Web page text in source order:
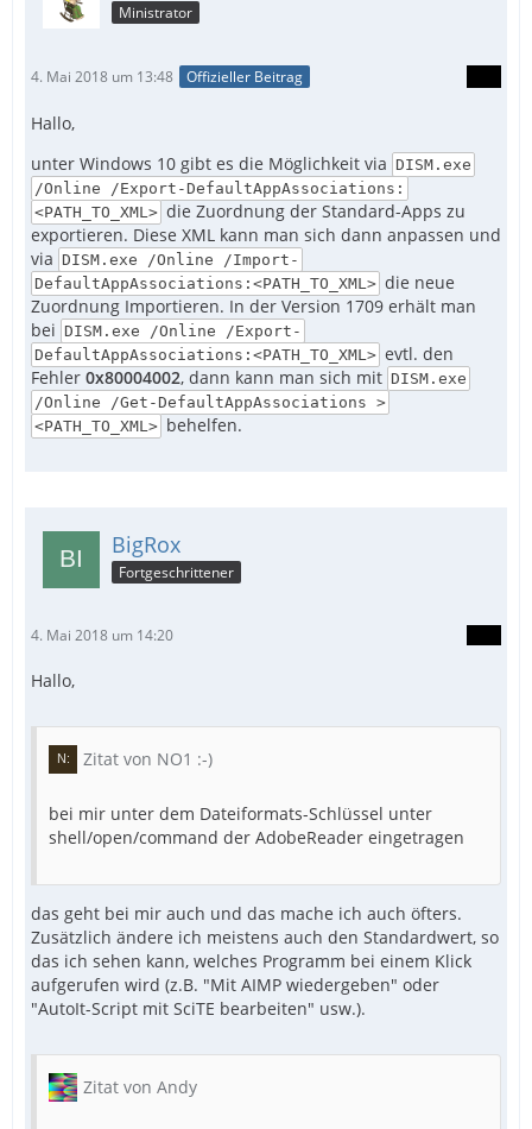
Ministrator
4. Mai 2018 um 13:48 Offizieller Beitrag
Hallo,
unter Windows 10 gibt es die Möglichkeit via DISM.exe
/Online /Export-DefaultAppAssociations:
<PATH_TO_XML> die Zuordnung der Standard-Apps zu
exportieren. Diese XML kann man sich dann anpassen und
via DISM.exe /Online /Import-
DefaultAppAssociations:<PATH_TO_XML> die neue
Zuordnung Importieren. In der Version 1709 erhält man
bei DISM.exe /Online /Export-
DefaultAppAssociations:<PATH_TO_XML> evtl. den
Fehler 0x80004002, dann kann man sich mit DISM.exe
/Online /Get-DefaultAppAssociations >
<PATH_TO_XML> behelfen.
BigRox
Fortgeschrittener
4. Mai 2018 um 14:20
Hallo,
Zitat von NO1 :-)
bei mir unter dem Dateiformats-Schlüssel unter
shell/open/command der AdobeReader eingetragen
das geht bei mir auch und das mache ich auch öfters.
Zusätzlich ändere ich meistens auch den Standardwert, so
das ich sehen kann, welches Programm bei einem Klick
aufgerufen wird (z.B. "Mit AIMP wiedergeben" oder
"AutoIt-Script mit SciTE bearbeiten" usw.).
Zitat von Andy